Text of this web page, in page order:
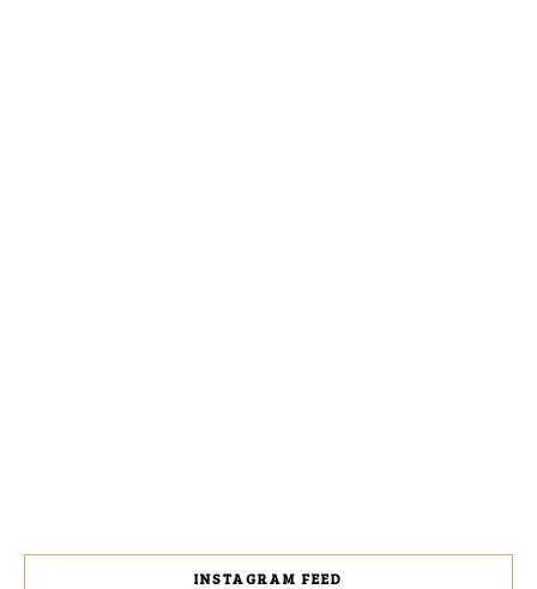
INSTAGRAM FEED